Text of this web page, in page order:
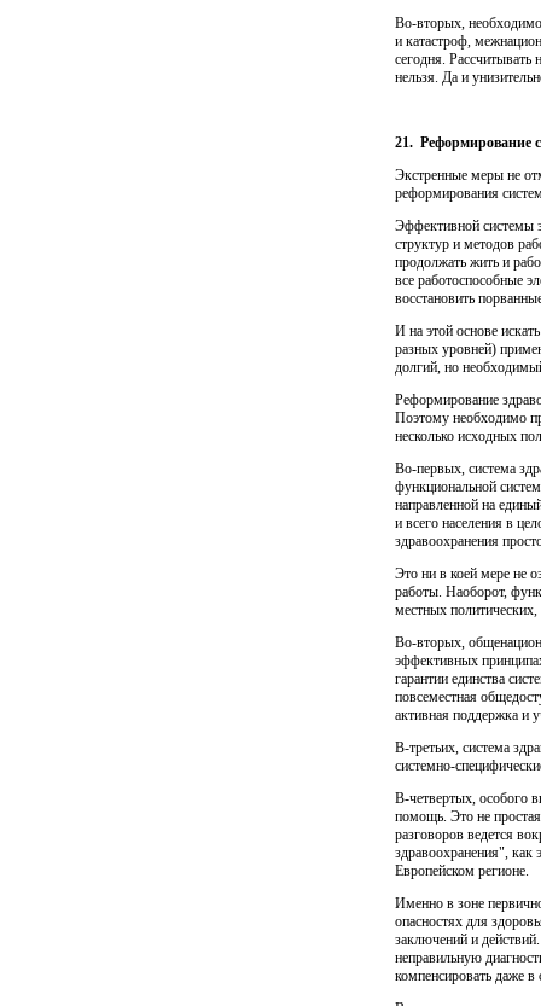
Во-вторых, необходимо
и катастроф,
сегодня.
нельзя. Да и
21. Реформирование
Экстренные меры не
реформирования
Эффективной системы
структур и методов
про­должать жить и
все работоспособные
восстановить
И на этой основе
разных уровней)
долгий, но
Реформирование
Поэтому необходимо
несколько исходных
Во-первых, система
функциональной
направлен­ной на
и всего населения в
здравоохранения
Это ни в коей мере не
работы. Наоборот,
местных
Во-вторых,
эффективных
гарантии единства
повсеместная
активная поддержка и
В-третьих, система
системно-
В-четвертых, особого
помощь. Это не
разговоров ведется
здравоохранения", как
Европейском регионе.
Именно в зоне
опасностях для
заключе­ний и
неправильную
компенсировать даже